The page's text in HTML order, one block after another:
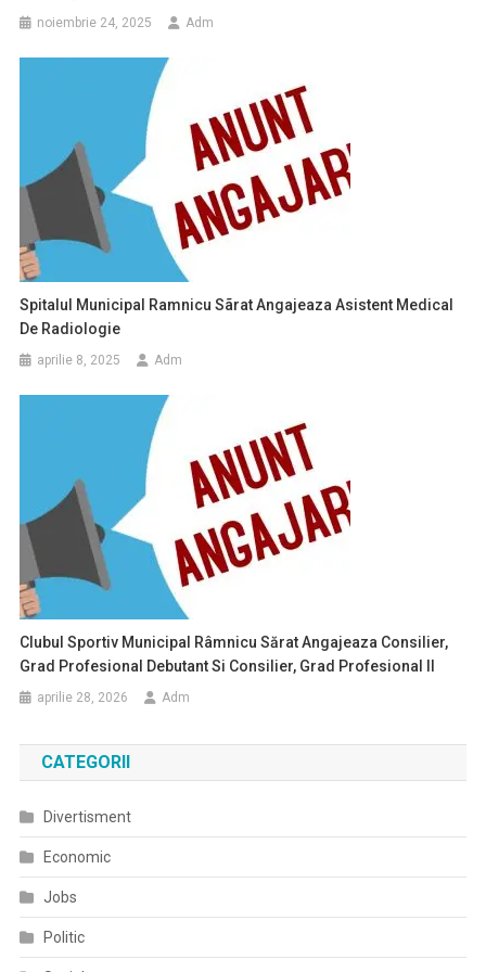
noiembrie 24, 2025 Adm
Spitalul Municipal Ramnicu Sãrat Angajeaza Asistent Medical
De Radiologie
aprilie 8, 2025 Adm
Clubul Sportiv Municipal Râmnicu Sărat Angajeaza Consilier,
Grad Profesional Debutant Si Consilier, Grad Profesional II
aprilie 28, 2026 Adm
CATEGORII
Divertisment
Economic
Jobs
Politic